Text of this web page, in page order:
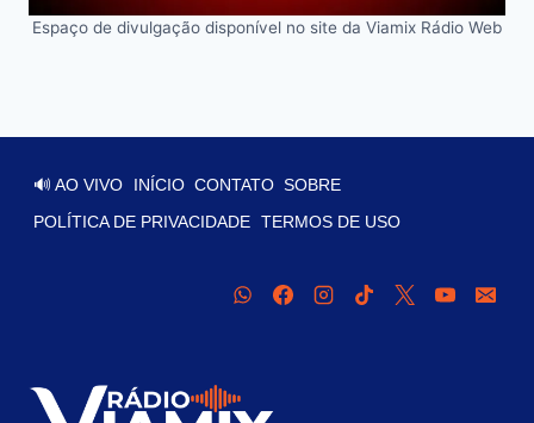
Espaço de divulgação disponível no site da Viamix Rádio Web
🔊 AO VIVO INÍCIO CONTATO SOBRE
POLÍTICA DE PRIVACIDADE TERMOS DE USO